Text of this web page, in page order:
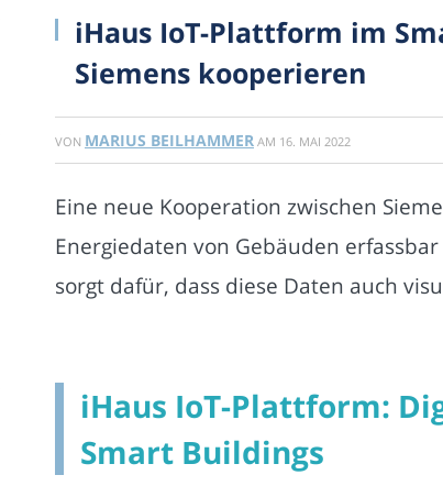
iHaus IoT-Plattform im
Siemens kooperieren
VON MARIUS BEILHAMMER AM 16. MAI 2022
Eine neue Kooperation zwischen
Energiedaten von Gebäuden
sorgt dafür, dass diese Daten auch
iHaus IoT-Plattform:
Smart Buildings